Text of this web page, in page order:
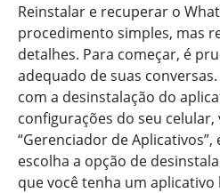
Reinstalar e recuperar o
procedimento simples, mas
detalhes. Para começar, é
adequado de suas
com a desinstalação do
configurações do seu celular,
“Gerenciador de
escolha a opção de
que você tenha um